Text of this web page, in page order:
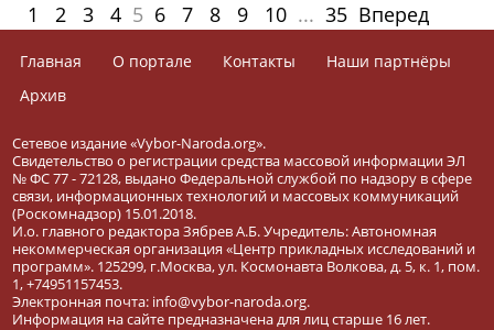
1 2 3 4 5 6 7 8 9 10 ... 35 Вперед
Главная О портале Контакты
Наши партнёры
Архив
Сетевое издание «Vybor-Naroda.org».
Свидетельство о регистрации средства массовой информации ЭЛ
№ ФС 77 - 72128, выдано Федеральной службой по надзору в сфере
связи, информационных технологий и массовых коммуникаций
(Роскомнадзор) 15.01.2018.
И.о. главного редактора Зябрев А.Б. Учредитель: Автономная
некоммерческая организация «Центр прикладных исследований и
программ». 125299, г.Москва, ул. Космонавта Волкова, д. 5, к. 1, пом.
1, +74951157453.
Электронная почта: info@vybor-naroda.org.
Информация на сайте предназначена для лиц старше 16 лет.